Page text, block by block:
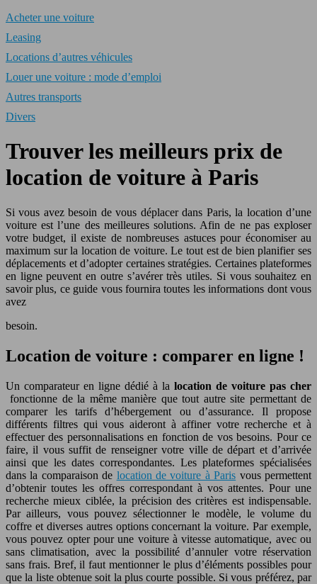
Acheter une voiture
Leasing
Locations d’autres véhicules
Louer une voiture : mode d’emploi
Autres transports
Divers
Trouver les meilleurs prix de
location de voiture à Paris
Si vous avez besoin de vous déplacer dans Paris, la location d’une
voiture est l’une des meilleures solutions. Afin de ne pas exploser
votre budget, il existe de nombreuses astuces pour économiser au
maximum sur la location de voiture. Le tout est de bien planifier ses
déplacements et d’adopter certaines stratégies. Certaines plateformes
en ligne peuvent en outre s’avérer très utiles. Si vous souhaitez en
savoir plus, ce guide vous fournira toutes les informations dont vous
avez
besoin.
Location de voiture : comparer en ligne !
Un comparateur en ligne dédié à la location de voiture pas cher
fonctionne de la même manière que tout autre site permettant de
comparer les tarifs d’hébergement ou d’assurance. Il propose
différents filtres qui vous aideront à affiner votre recherche et à
effectuer des personnalisations en fonction de vos besoins. Pour ce
faire, il vous suffit de renseigner votre ville de départ et d’arrivée
ainsi que les dates correspondantes. Les plateformes spécialisées
dans la comparaison de location de voiture à Paris vous permettent
d’obtenir toutes les offres correspondant à vos attentes. Pour une
recherche mieux ciblée, la précision des critères est indispensable.
Par ailleurs, vous pouvez sélectionner le modèle, le volume du
coffre et diverses autres options concernant la voiture. Par exemple,
vous pouvez opter pour une voiture à vitesse automatique, avec ou
sans climatisation, avec la possibilité d’annuler votre réservation
sans frais. Bref, il faut mentionner le plus d’éléments possibles pour
que la liste obtenue soit la plus courte possible. Si vous préférez, par